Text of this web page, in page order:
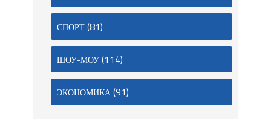
СПОРТ(81)
ШОУ-МОУ(114)
ЭКОНОМИКА(91)